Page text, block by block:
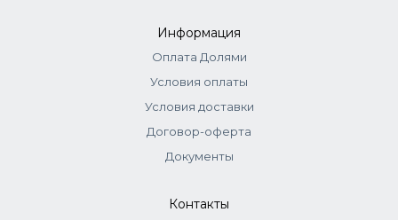
Информация
Оплата Долями
Условия оплаты
Условия доставки
Договор-оферта
Документы
Контакты